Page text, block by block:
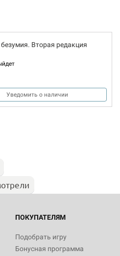
Вторая редакция
Уведомить о наличии
ПОКУПАТЕЛЯМ
Подобрать игру
Бонусная программа